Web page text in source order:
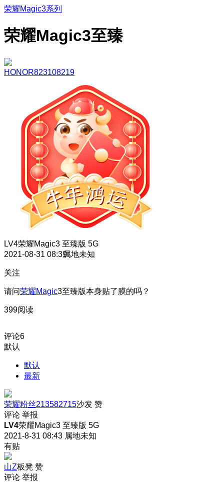
荣耀Magic3系列
荣耀Magic3至臻
HONOR823108219
LV4荣耀Magic3 至臻版 5G
2021-08-31 08:39属地未知
关注
请问荣耀Magic3至臻版本身贴了膜的吗？
399阅读
评论6
默认
默认
最新
荣耀粉丝213582715沙发 赞
评论 举报
LV4荣耀Magic3 至臻版 5G
2021-8-31 08:43 属地未知
有贴
山Z板凳 赞
评论 举报